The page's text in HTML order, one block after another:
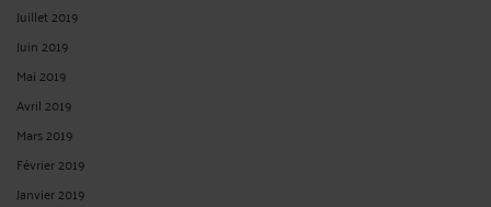
Juillet 2019
Juin 2019
Mai 2019
Avril 2019
Mars 2019
Février 2019
Janvier 2019